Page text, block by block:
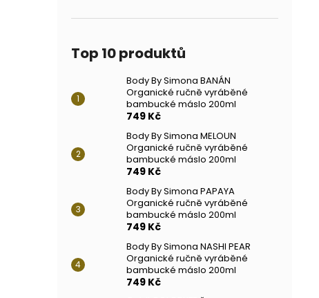
Top 10 produktů
Body By Simona BANÁN
Organické ručně vyráběné
bambucké máslo 200ml
749 Kč
Body By Simona MELOUN
Organické ručně vyráběné
bambucké máslo 200ml
749 Kč
Body By Simona PAPAYA
Organické ručně vyráběné
bambucké máslo 200ml
749 Kč
Body By Simona NASHI PEAR
Organické ručně vyráběné
bambucké máslo 200ml
749 Kč